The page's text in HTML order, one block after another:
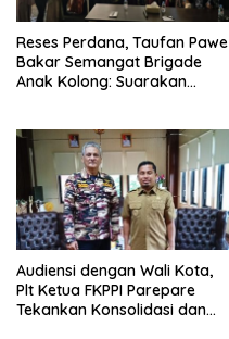
Reses Perdana, Taufan Pawe
Bakar Semangat Brigade
Anak Kolong: Suarakan
Audiensi dengan Wali Kota,
Plt Ketua FKPPI Parepare
Tekankan Konsolidasi dan